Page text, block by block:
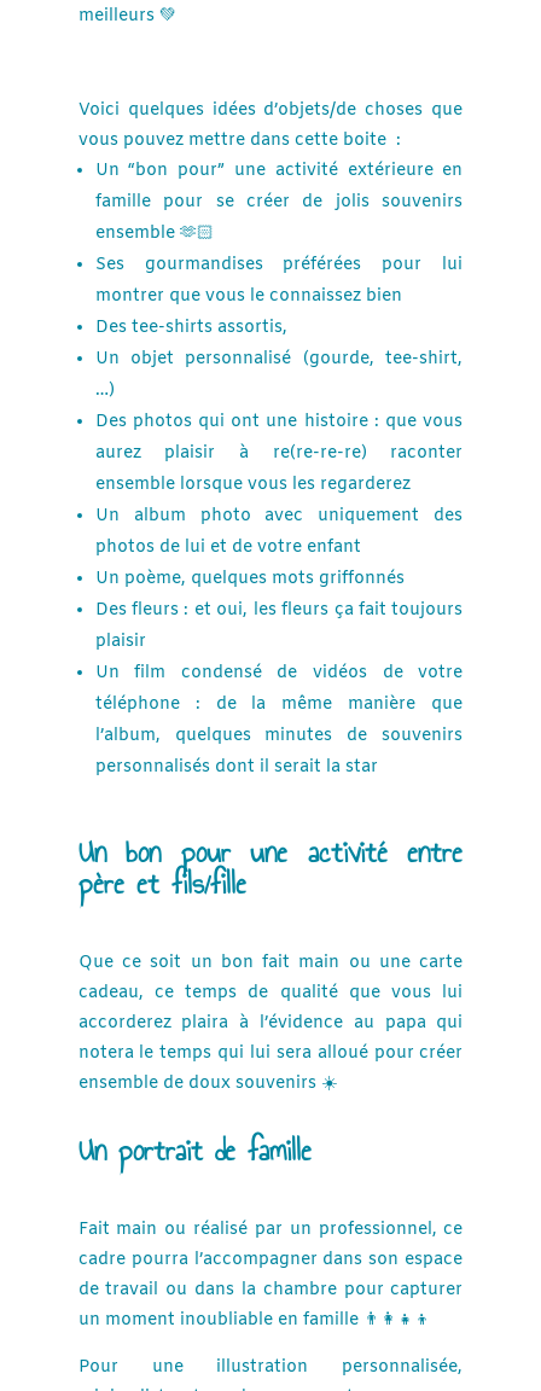
meilleurs 💚
Voici quelques idées d’objets/de choses que
vous pouvez mettre dans cette boite :
Un “bon pour” une activité extérieure en
famille pour se créer de jolis souvenirs
ensemble 🫶🏻
Ses gourmandises préférées pour lui
montrer que vous le connaissez bien
Des tee-shirts assortis,
Un objet personnalisé (gourde, tee-shirt,
…)
Des photos qui ont une histoire : que vous
aurez plaisir à re(re-re-re) raconter
ensemble lorsque vous les regarderez
Un album photo avec uniquement des
photos de lui et de votre enfant
Un poème, quelques mots griffonnés
Des fleurs : et oui, les fleurs ça fait toujours
plaisir
Un film condensé de vidéos de votre
téléphone : de la même manière que
l’album, quelques minutes de souvenirs
personnalisés dont il serait la star
Un bon pour une activité entre
père et fils/fille
Que ce soit un bon fait main ou une carte
cadeau, ce temps de qualité que vous lui
accorderez plaira à l’évidence au papa qui
notera le temps qui lui sera alloué pour créer
ensemble de doux souvenirs ☀️
Un portrait de famille
Fait main ou réalisé par un professionnel, ce
cadre pourra l’accompagner dans son espace
de travail ou dans la chambre pour capturer
un moment inoubliable en famille 👨‍👩‍👧‍👦
Pour une illustration personnalisée,